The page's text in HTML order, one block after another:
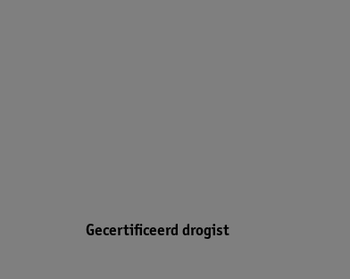
Gecertificeerd drogist